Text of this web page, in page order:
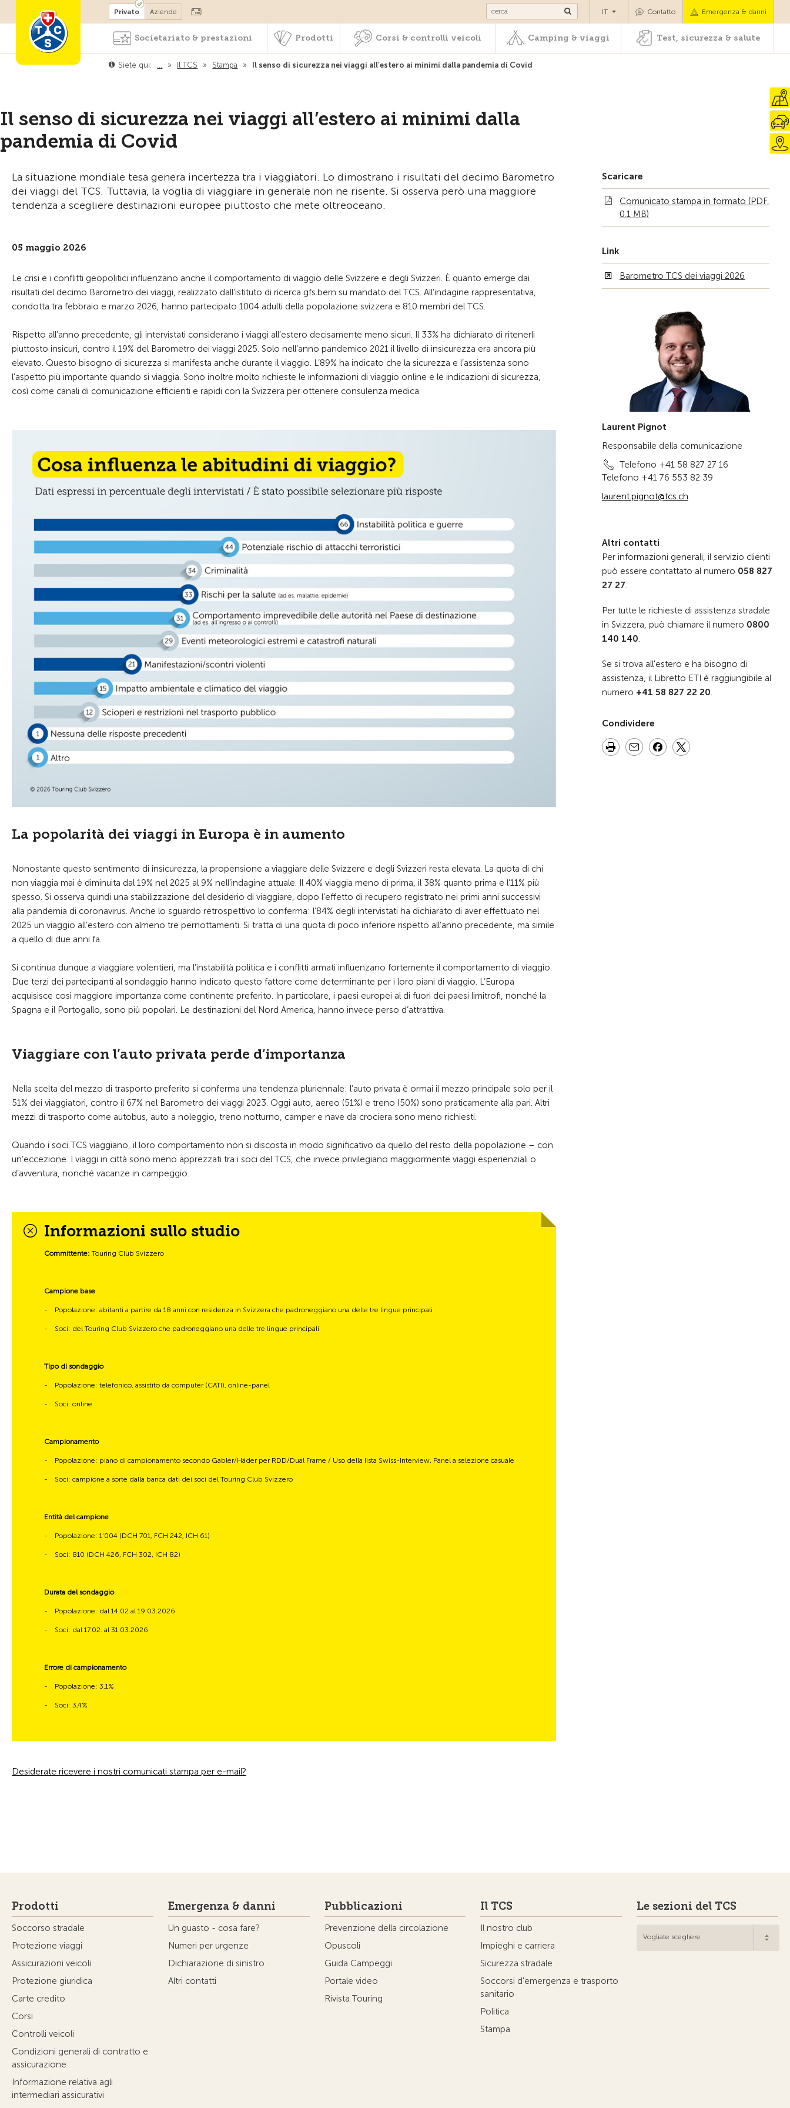
Diventare socio Corsi & controlli veicoli Camping & viaggi Test, sicurezza & salute
Privato Aziende Contatto Emergenza & danni
IT
Societariato & prestazioni Prodotti Corsi & controlli veicoli Camping & viaggi Test, sicurezza & salute
Siete qui: … » Il TCS » Stampa » Il senso di sicurezza nei viaggi all’estero ai minimi dalla pandemia di Covid
Il senso di sicurezza nei viaggi all’estero ai minimi dalla
pandemia di Covid
La situazione mondiale tesa genera incertezza tra i viaggiatori. Lo dimostrano i risultati del decimo Barometro
dei viaggi del TCS. Tuttavia, la voglia di viaggiare in generale non ne risente. Si osserva però una maggiore
tendenza a scegliere destinazioni europee piuttosto che mete oltreoceano.
05 maggio 2026
Le crisi e i conflitti geopolitici influenzano anche il comportamento di viaggio delle Svizzere e degli Svizzeri. È quanto emerge dai
risultati del decimo Barometro dei viaggi, realizzato dall’istituto di ricerca gfs.bern su mandato del TCS. All’indagine rappresentativa,
condotta tra febbraio e marzo 2026, hanno partecipato 1004 adulti della popolazione svizzera e 810 membri del TCS.
Rispetto all’anno precedente, gli intervistati considerano i viaggi all’estero decisamente meno sicuri. Il 33% ha dichiarato di ritenerli
piuttosto insicuri, contro il 19% del Barometro dei viaggi 2025. Solo nell’anno pandemico 2021 il livello di insicurezza era ancora più
elevato. Questo bisogno di sicurezza si manifesta anche durante il viaggio. L’89% ha indicato che la sicurezza e l’assistenza sono
l’aspetto più importante quando si viaggia. Sono inoltre molto richieste le informazioni di viaggio online e le indicazioni di sicurezza,
così come canali di comunicazione efficienti e rapidi con la Svizzera per ottenere consulenza medica.
La popolarità dei viaggi in Europa è in aumento
Nonostante questo sentimento di insicurezza, la propensione a viaggiare delle Svizzere e degli Svizzeri resta elevata. La quota di chi
non viaggia mai è diminuita dal 19% nel 2025 al 9% nell’indagine attuale. Il 40% viaggia meno di prima, il 38% quanto prima e l’11% più
spesso. Si osserva quindi una stabilizzazione del desiderio di viaggiare, dopo l’effetto di recupero registrato nei primi anni successivi
alla pandemia di coronavirus. Anche lo sguardo retrospettivo lo conferma: l’84% degli intervistati ha dichiarato di aver effettuato nel
2025 un viaggio all’estero con almeno tre pernottamenti. Si tratta di una quota di poco inferiore rispetto all’anno precedente, ma simile
a quello di due anni fa.
Si continua dunque a viaggiare volentieri, ma l’instabilità politica e i conflitti armati influenzano fortemente il comportamento di viaggio.
Due terzi dei partecipanti al sondaggio hanno indicato questo fattore come determinante per i loro piani di viaggio. L’Europa
acquisisce così maggiore importanza come continente preferito. In particolare, i paesi europei al di fuori dei paesi limitrofi, nonché la
Spagna e il Portogallo, sono più popolari. Le destinazioni del Nord America, hanno invece perso d’attrattiva.
Viaggiare con l’auto privata perde d’importanza
Nella scelta del mezzo di trasporto preferito si conferma una tendenza pluriennale: l’auto privata è ormai il mezzo principale solo per il
51% dei viaggiatori, contro il 67% nel Barometro dei viaggi 2023. Oggi auto, aereo (51%) e treno (50%) sono praticamente alla pari. Altri
mezzi di trasporto come autobus, auto a noleggio, treno notturno, camper e nave da crociera sono meno richiesti.
Quando i soci TCS viaggiano, il loro comportamento non si discosta in modo significativo da quello del resto della popolazione – con
un’eccezione. I viaggi in città sono meno apprezzati tra i soci del TCS, che invece privilegiano maggiormente viaggi esperienziali o
d’avventura, nonché vacanze in campeggio.
Informazioni sullo studio
Committente: Touring Club Svizzero
Campione base
- Popolazione: abitanti a partire da 18 anni con residenza in Svizzera che padroneggiano una delle tre lingue principali
- Soci: del Touring Club Svizzero che padroneggiano una delle tre lingue principali
Tipo di sondaggio
- Popolazione: telefonico, assistito da computer (CATI), online-panel
- Soci: online
Campionamento
- Popolazione: piano di campionamento secondo Gabler/Häder per RDD/Dual Frame / Uso della lista Swiss-Interview, Panel a selezione casuale
- Soci: campione a sorte dalla banca dati dei soci del Touring Club Svizzero
Entità del campione
- Popolazione: 1’004 (DCH 701, FCH 242, ICH 61)
- Soci: 810 (DCH 426, FCH 302, ICH 82)
Durata del sondaggio
- Popolazione: dal 14.02 al 19.03.2026
- Soci: dal 17.02. al 31.03.2026
Errore di campionamento
- Popolazione: 3,1%
- Soci: 3,4%
Desiderate ricevere i nostri comunicati stampa per e-mail?
Scaricare
Comunicato stampa in formato (PDF,
0.1 MB)
Link
Barometro TCS dei viaggi 2026
Laurent Pignot
Responsabile della comunicazione
Telefono +41 58 827 27 16
Telefono +41 76 553 82 39
laurent.pignot@tcs.ch
Altri contatti
Per informazioni generali, il servizio clienti
può essere contattato al numero 058 827
27 27.
Per tutte le richieste di assistenza stradale
in Svizzera, può chiamare il numero 0800
140 140.
Se si trova all'estero e ha bisogno di
assistenza, il Libretto ETI è raggiungibile al
numero +41 58 827 22 20.
Condividere
Prodotti
Soccorso stradale
Protezione viaggi
Assicurazioni veicoli
Protezione giuridica
Carte credito
Corsi
Controlli veicoli
Condizioni generali di contratto e
assicurazione
Informazione relativa agli
intermediari assicurativi
Emergenza & danni
Un guasto - cosa fare?
Numeri per urgenze
Dichiarazione di sinistro
Altri contatti
Pubblicazioni
Prevenzione della circolazione
Opuscoli
Guida Campeggi
Portale video
Rivista Touring
Il TCS
Il nostro club
Impieghi e carriera
Sicurezza stradale
Soccorsi d'emergenza e trasporto
sanitario
Politica
Stampa
Le sezioni del TCS
Vogliate scegliere